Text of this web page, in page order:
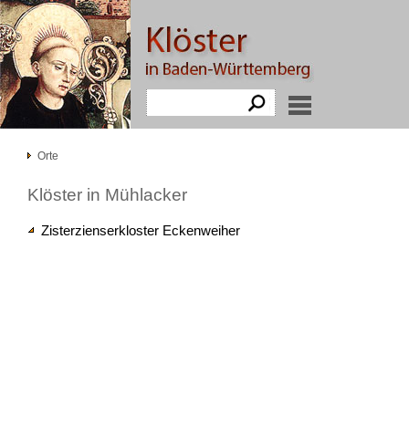
Orte
Klöster in Mühlacker
Zisterzienserkloster Eckenweiher